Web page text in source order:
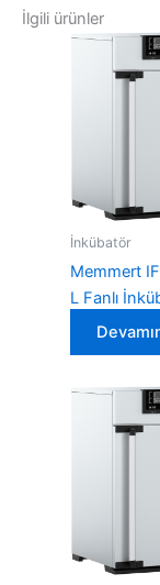
İlgili ürünler
İnkübatör
Memmert
L Fanlı